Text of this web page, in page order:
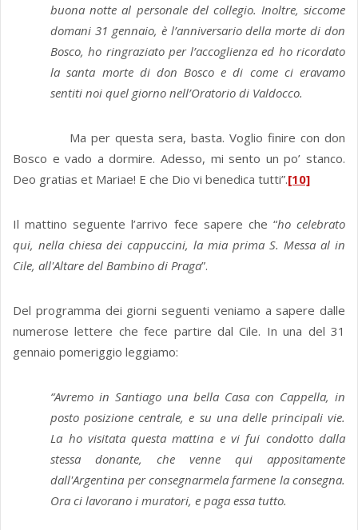
buona notte al personale del collegio. Inoltre, siccome
domani 31 gennaio, è l’anniversario della morte di don
Bosco, ho ringraziato per l’accoglienza ed ho ricordato
la santa morte di don Bosco e di come ci eravamo
sentiti noi quel giorno nell’Oratorio di Valdocco.
Ma per questa sera, basta. Voglio finire con don
Bosco e vado a dormire. Adesso, mi sento un po’ stanco.
Deo gratias et Mariae! E che Dio vi benedica tutti”.[10]
Il mattino seguente l’arrivo fece sapere che “ho celebrato
qui, nella chiesa dei cappuccini, la mia prima S. Messa al in
Cile, all'Altare del Bambino di Praga”.
Del programma dei giorni seguenti veniamo a sapere dalle
numerose lettere che fece partire dal Cile. In una del 31
gennaio pomeriggio leggiamo:
“Avremo in Santiago una bella Casa con Cappella, in
posto posizione centrale, e su una delle principali vie.
La ho visitata questa mattina e vi fui condotto dalla
stessa donante, che venne qui appositamente
dall'Argentina per consegnarmela farmene la consegna.
Ora ci lavorano i muratori, e paga essa tutto.